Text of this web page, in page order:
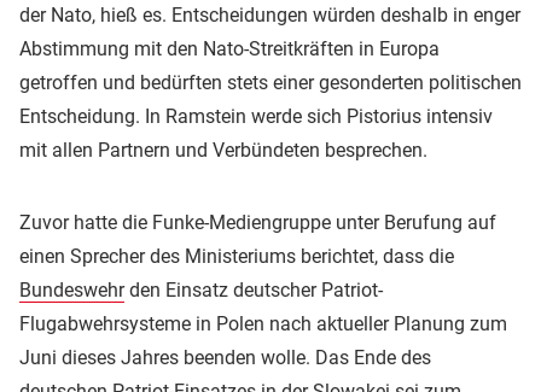
der Nato, hieß es. Entscheidungen würden deshalb in enger
Abstimmung mit den Nato-Streitkräften in Europa
getroffen und bedürften stets einer gesonderten politischen
Entscheidung. In Ramstein werde sich Pistorius intensiv
mit allen Partnern und Verbündeten besprechen.
Zuvor hatte die Funke-Mediengruppe unter Berufung auf
einen Sprecher des Ministeriums berichtet, dass die
Bundeswehrden Einsatz deutscher Patriot-
Flugabwehrsysteme in Polen nach aktueller Planung zum
Juni dieses Jahres beenden wolle. Das Ende des